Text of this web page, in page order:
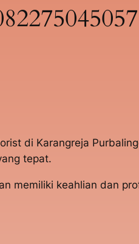
di Karangreja
tepat.
memiliki keahlian dan